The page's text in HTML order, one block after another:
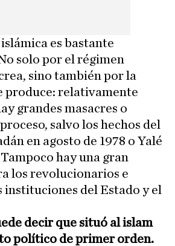
es bastante
solo por el régimen
sino también por la
produce: relativamente
grandes masacres o
salvo los hechos del
en agosto de 1978 o Yalé
hay una gran
los revolucionarios e
instituciones del Estado y el
decir que situó al islam
político de primer orden.